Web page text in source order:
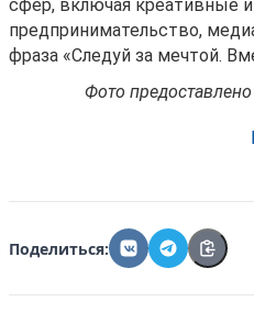
сфер, включая креативные
предпринимательство,
фраза «Следуй за мечтой.
Фото
Поделиться: